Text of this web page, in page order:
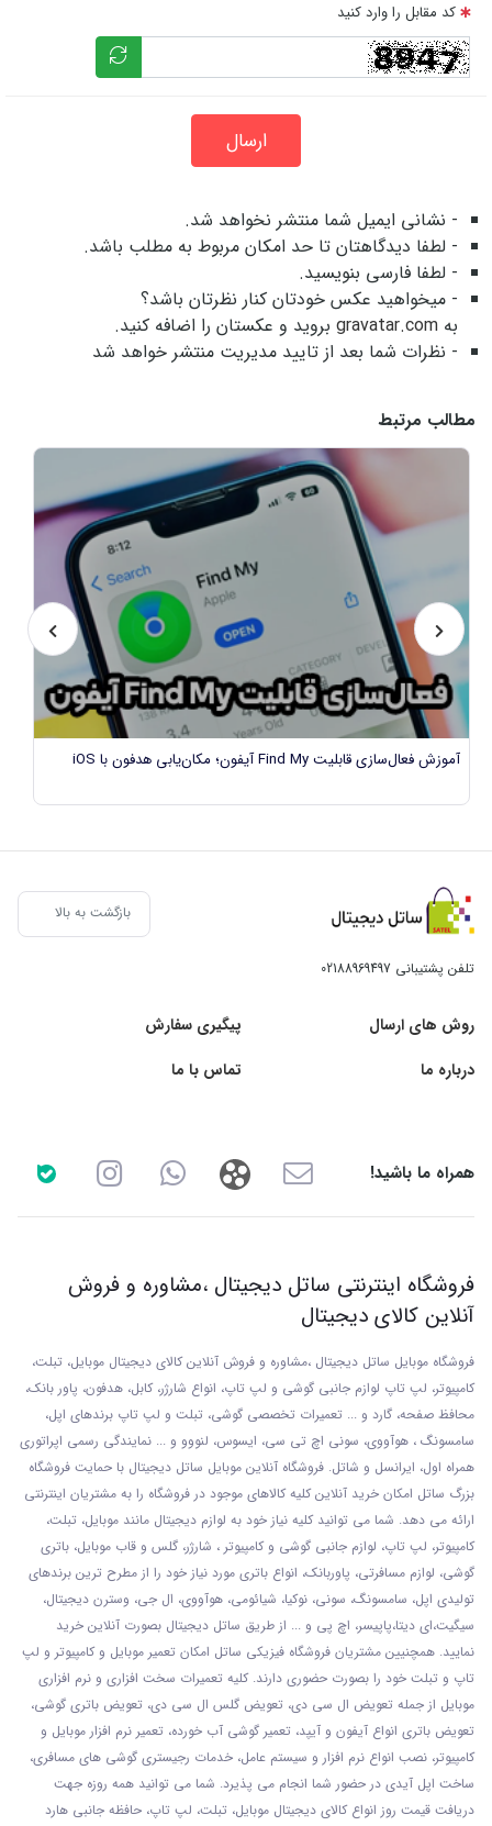
کد مقابل را وارد کنید
ارسال
- نشانی ایمیل شما منتشر نخواهد شد.
- لطفا دیدگاهتان تا حد امکان مربوط به مطلب باشد.
- لطفا فارسی بنویسید.
- میخواهید عکس خودتان کنار نظرتان باشد؟
به gravatar.com بروید و عکستان را اضافه کنید.
- نظرات شما بعد از تایید مدیریت منتشر خواهد شد
مطالب مرتبط
آموزش فعال‌سازی قابلیت Find My آیفون؛ مکان‌یابی هدفون با iOS
بازگشت به بالا
تلفن پشتیبانی 02188969497
روش های ارسال
پیگیری سفارش
درباره ما
تماس با ما
همراه ما باشید!
فروشگاه اینترنتی ساتل دیجیتال ،مشاوره و فروش
آنلاین کالای دیجیتال
فروشگاه موبایل ساتل دیجیتال ،مشاوره و فروش آنلاین کالای دیجیتال موبایل، تبلت،
کامپیوتر، لپ تاپ لوازم جانبی گوشی و لپ تاپ، انواع شارژر، کابل، هدفون، پاور بانک،
محافظ صفحه، گارد و ... تعمیرات تخصصی گوشی، تبلت و لپ تاپ برندهای اپل،
سامسونگ ، هوآووی، سونی اچ تی سی، ایسوس، لنووو و ... نمایندگی رسمی اپراتوری
همراه اول، ایرانسل و شاتل. فروشگاه آنلاین موبایل ساتل دیجیتال با حمایت فروشگاه
بزرگ ساتل امکان خرید آنلاین کلیه کالاهای موجود در فروشگاه را به مشتریان اینترنتی
ارائه می دهد. شما می توانید کلیه نیاز خود به لوازم دیجیتال مانند موبایل، تبلت،
کامپیوتر، لپ تاپ، لوازم جانبی گوشی و کامپیوتر ، شارژر، گلس و قاب موبایل، باتری
گوشی، لوازم مسافرتی، پاوربانک، انواع باتری مورد نیاز خود را از مطرح ترین برندهای
تولیدی اپل، سامسونگ، سونی، نوکیا، شیائومی، هوآووی، ال جی، وسترن دیجیتال،
سیگیت،ای دیتا،پاپیسر، اچ پی و ... از طریق ساتل دیجیتال بصورت آنلاین خرید
نمایید. همچنیین مشتریان فروشگاه فیزیکی ساتل امکان تعمیر موبایل و کامپیوتر و لپ
تاپ و تبلت خود را بصورت حضوری دارند. کلیه تعمیرات سخت افزاری و نرم افزاری
موبایل از جمله تعویض ال سی دی، تعویض گلس ال سی دی، تعویض باتری گوشی،
تعویض باتری انواع آیفون و آیپد، تعمیر گوشی آب خورده، تعمیر نرم افزار موبایل و
کامپیوتر، نصب انواع نرم افزار و سیستم عامل، خدمات رجیستری گوشی های مسافری،
ساخت اپل آیدی در حضور شما انجام می پذیرد. شما می توانید همه روزه جهت
دریافت قیمت روز انواع کالای دیجیتال موبایل، تبلت، لپ تاپ، حافظه جانبی هارد